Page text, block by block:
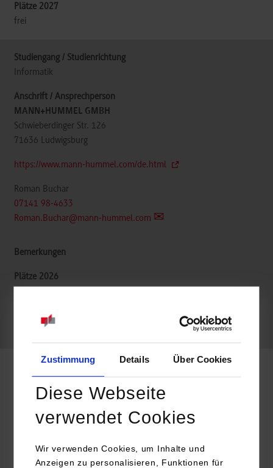
Zustimmung Details Über Cookies
Diese Webseite
verwendet Cookies
Wir verwenden Cookies, um Inhalte und
Anzeigen zu personalisieren, Funktionen für
frei
Informatik
MANN+HUMMEL GMBH
Schwieberdinger Str. 126
71636 Ludwigsburg
https://www.mann-hummel.com/de.html
Roman Buchar
07141 98-4633
Roman.Buchar@mann-hummel.com
MANN+HUMMEL GMBH
71636 Ludwigsburg